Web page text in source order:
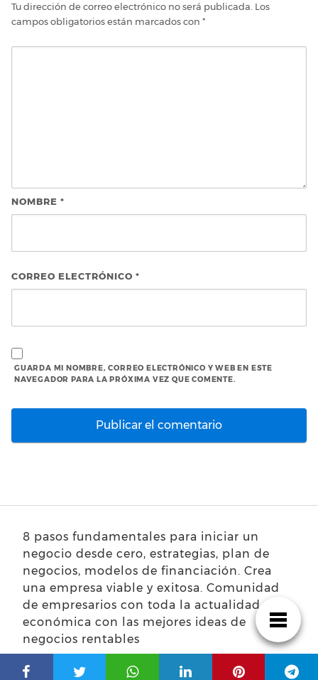
Tu dirección de correo electrónico no será publicada. Los
campos obligatorios están marcados con *
NOMBRE *
CORREO ELECTRÓNICO *
GUARDA MI NOMBRE, CORREO ELECTRÓNICO Y WEB EN ESTE
NAVEGADOR PARA LA PRÓXIMA VEZ QUE COMENTE.
8 pasos fundamentales para iniciar un
negocio desde cero, estrategias, plan de
negocios, modelos de financiación. Crea
una empresa viable y exitosa. Comunidad
de empresarios con toda la actualidad
económica con las mejores ideas de
negocios rentables